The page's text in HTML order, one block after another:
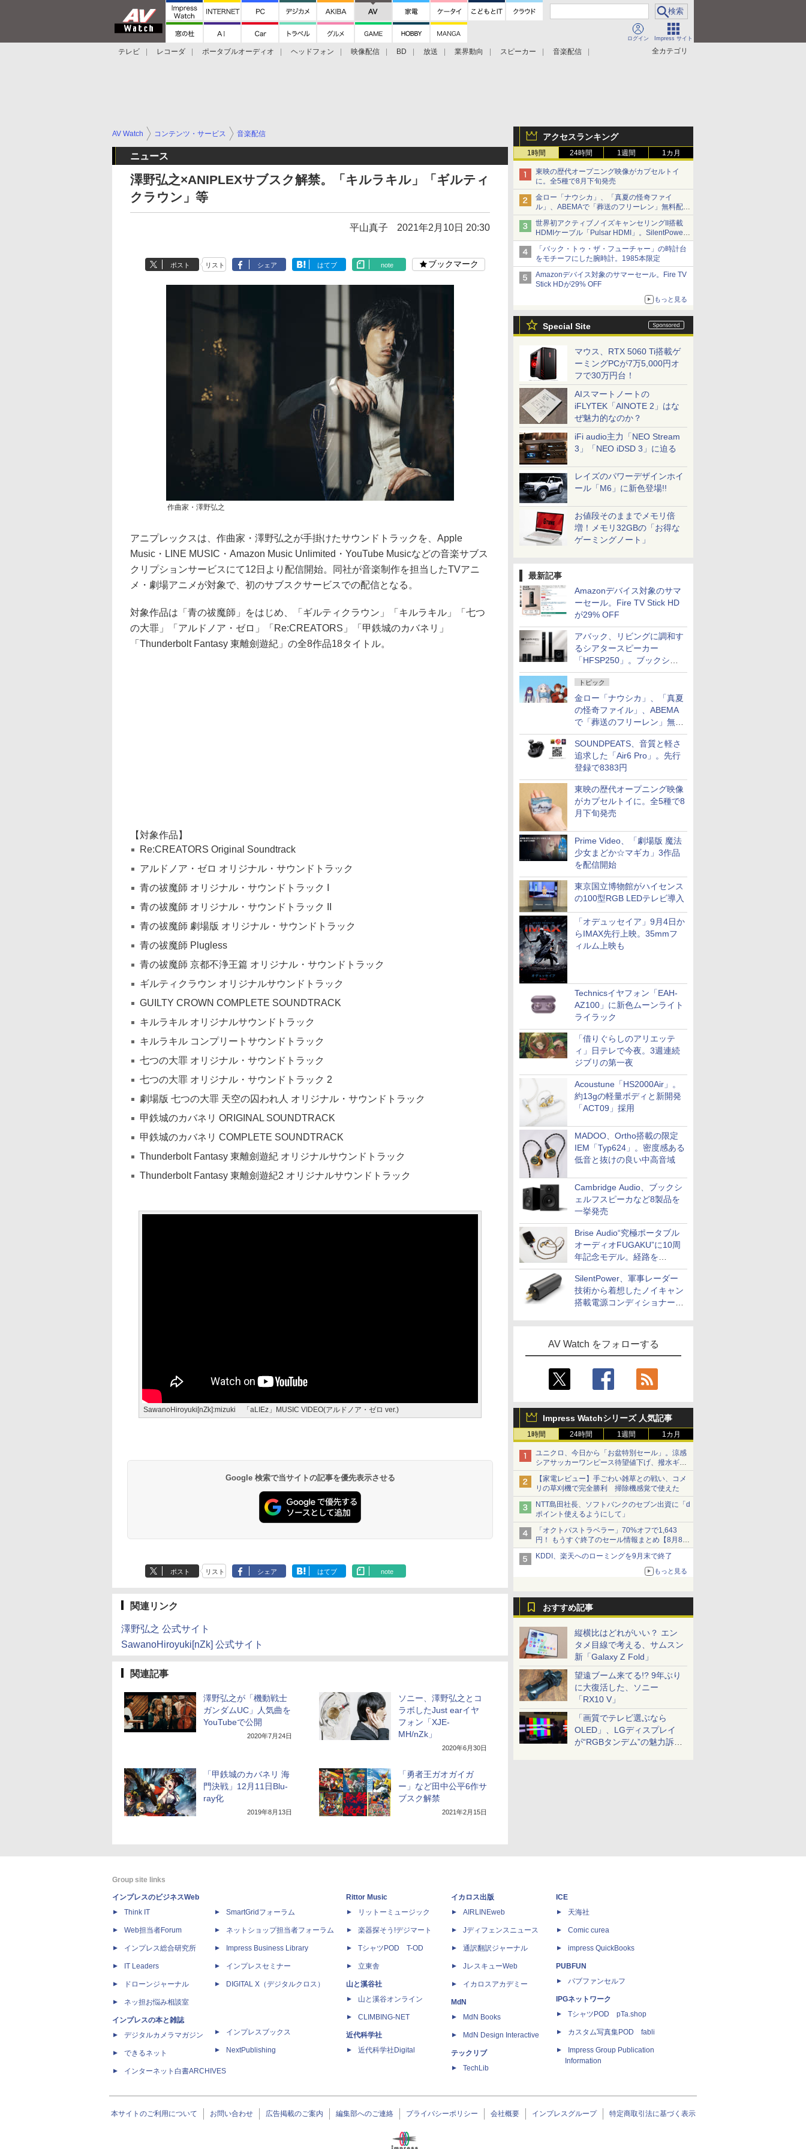
ログイン Impress サイト
全カテゴリ
テレビ レコーダ ポータブルオーディオ ヘッドフォン 映像配信 BD 放送 業界動向 スピーカー
音楽配信
アクセスランキング
1時間 24時間 1週間 1カ月
東映の歴代オープニング映像がカプセルトイ
に。全5種で8月下旬発売
金ロー「ナウシカ」、「真夏の怪奇ファイ
ル」、ABEMAで「葬送のフリーレン」無料配信
など。夏の特番・配信情報
世界初アクティブノイズキャンセリングII搭載
HDMIケーブル「Pulsar HDMI」。SilentPower
から
「バック・トゥ・ザ・フューチャー」の時計台
をモチーフにした腕時計。1985本限定
Amazonデバイス対象のサマーセール。Fire TV
Stick HDが29% OFF
もっと見る
Special Site
マウス、RTX 5060 Ti搭載ゲ
ーミングPCが7万5,000円オ
フで30万円台！
AIスマートノートの
iFLYTEK「AINOTE 2」はな
ぜ魅力的なのか？
iFi audio主力「NEO Stream
3」「NEO iDSD 3」に迫る
レイズのパワーデザインホイ
ール「M6」に新色登場!!
お値段そのままでメモリ倍
増！メモリ32GBの「お得な
ゲーミングノート」
最新記事
Amazonデバイス対象のサマ
ーセール。Fire TV Stick HD
が29% OFF
アバック、リビングに調和す
るシアタースピーカー
「HFSP250」。ブックシェ
ルフはペア3万円以下
トピック
金ロー「ナウシカ」、「真夏
の怪奇ファイル」、ABEMA
で「葬送のフリーレン」無料
配信など。夏の特番・配信情
報
SOUNDPEATS、音質と軽さ
追求した「Air6 Pro」。先行
登録で8383円
東映の歴代オープニング映像
がカプセルトイに。全5種で8
月下旬発売
Prime Video、「劇場版 魔法
少女まどか☆マギカ」3作品
を配信開始
東京国立博物館がハイセンス
の100型RGB LEDテレビ導入
「オデュッセイア」9月4日か
らIMAX先行上映。35mmフ
ィルム上映も
Technicsイヤフォン「EAH-
AZ100」に新色ムーンライト
ライラック
「借りぐらしのアリエッテ
ィ」日テレで今夜。3週連続
ジブリの第一夜
Acoustune「HS2000Air」。
約13gの軽量ボディと新開発
「ACT09」採用
MADOO、Ortho搭載の限定
IEM「Typ624」。密度感ある
低音と抜けの良い中高音域
Cambridge Audio、ブックシ
ェルフスピーカなど8製品を
一挙発売
Brise Audio“究極ポータブル
オーディオFUGAKU”に10周
年記念モデル。経路を
NISHIKIで統一。400万円
SilentPower、軍事レーダー
技術から着想したノイキャン
搭載電源コンディショナー
AV Watch をフォローする
Impress Watchシリーズ 人気記事
1時間 24時間 1週間 1カ月
ユニクロ、今日から「お盆特別セール」。涼感
シアサッカーワンピース待望値下げ、撥水ギア
ショーツは1990円に
【家電レビュー】手ごわい雑草との戦い、コメ
リの草刈機で完全勝利 掃除機感覚で使えた
NTT島田社長、ソフトバンクのセブン出資に「d
ポイント使えるようにして」
「オクトパストラベラー」70%オフで1,643
円！ もうすぐ終了のセール情報まとめ【8月8日
更新】
ニンテンドーeショップでは「大神 絶景版」が
KDDI、楽天へのローミングを9月末で終了
もっと見る
おすすめ記事
縦横比はどれがいい？ エン
タメ目線で考える、サムスン
新「Galaxy Z Fold」
望遠ブーム来てる!? 9年ぶり
に大復活した、ソニー
「RX10 V」
「画質でテレビ選ぶなら
OLED」、LGディスプレイ
が“RGBタンデム”の魅力訴
AV Watch コンテンツ・サービス 音楽配信
ニュース
澤野弘之×ANIPLEXサブスク解禁。「キルラキル」「ギルティ
クラウン」等
平山真子 2021年2月10日 20:30
ポスト リスト シェア はてブ note ブックマーク
作曲家・澤野弘之
アニプレックスは、作曲家・澤野弘之が手掛けたサウンドトラックを、Apple
Music・LINE MUSIC・Amazon Music Unlimited・YouTube Musicなどの音楽サブス
クリプションサービスにて12日より配信開始。同社が音楽制作を担当したTVアニ
メ・劇場アニメが対象で、初のサブスクサービスでの配信となる。
対象作品は「青の祓魔師」をはじめ、「ギルティクラウン」「キルラキル」「七つ
の大罪」「アルドノア・ゼロ」「Re:CREATORS」「甲鉄城のカバネリ」
「Thunderbolt Fantasy 東離劍遊紀」の全8作品18タイトル。
【対象作品】
Re:CREATORS Original Soundtrack
アルドノア・ゼロ オリジナル・サウンドトラック
青の祓魔師 オリジナル・サウンドトラック I
青の祓魔師 オリジナル・サウンドトラック II
青の祓魔師 劇場版 オリジナル・サウンドトラック
青の祓魔師 Plugless
青の祓魔師 京都不浄王篇 オリジナル・サウンドトラック
ギルティクラウン オリジナルサウンドトラック
GUILTY CROWN COMPLETE SOUNDTRACK
キルラキル オリジナルサウンドトラック
キルラキル コンプリートサウンドトラック
七つの大罪 オリジナル・サウンドトラック
七つの大罪 オリジナル・サウンドトラック 2
劇場版 七つの大罪 天空の囚われ人 オリジナル・サウンドトラック
甲鉄城のカバネリ ORIGINAL SOUNDTRACK
甲鉄城のカバネリ COMPLETE SOUNDTRACK
Thunderbolt Fantasy 東離劍遊紀 オリジナルサウンドトラック
Thunderbolt Fantasy 東離劍遊紀2 オリジナルサウンドトラック
SawanoHiroyuki[nZk]:mizuki 「aLIEz」MUSIC VIDEO(アルドノア・ゼロ ver.)
Google 検索で当サイトの記事を優先表示させる
ポスト リスト シェア はてブ note
関連リンク
澤野弘之 公式サイト
SawanoHiroyuki[nZk] 公式サイト
関連記事
澤野弘之が「機動戦士
ガンダムUC」人気曲を
YouTubeで公開
2020年7月24日
ソニー、澤野弘之とコ
ラボしたJust earイヤ
フォン「XJE-
MH/nZk」
2020年6月30日
「甲鉄城のカバネリ 海
門決戦」12月11日Blu-
ray化
2019年8月13日
「勇者王ガオガイガ
ー」など田中公平6作サ
ブスク解禁
2021年2月15日
Group site links
インプレスのビジネスWeb
Think IT
Web担当者Forum
インプレス総合研究所
IT Leaders
ドローンジャーナル
ネッ担お悩み相談室
インプレスの本と雑誌
デジタルカメラマガジン
できるネット
インターネット白書ARCHIVES
SmartGridフォーラム
ネットショップ担当者フォーラム
Impress Business Library
インプレスセミナー
DIGITAL X（デジタルクロス）
インプレスブックス
NextPublishing
Rittor Music
リットーミュージック
楽器探そう!デジマート
TシャツPOD T-OD
立東舎
山と溪谷社
山と溪谷オンライン
CLIMBING-NET
近代科学社
近代科学社Digital
イカロス出版
AIRLINEweb
Jディフェンスニュース
通訳翻訳ジャーナル
JレスキューWeb
イカロスアカデミー
MdN
MdN Books
MdN Design Interactive
テックリブ
TechLib
ICE
天海社
Comic curea
impress QuickBooks
PUBFUN
パブファンセルフ
IPGネットワーク
TシャツPOD pTa.shop
カスタム写真集POD fabli
Impress Group Publication
Information
本サイトのご利用について お問い合わせ 広告掲載のご案内 編集部へのご連絡 プライバシーポリシー 会社概要 インプレスグループ 特定商取引法に基づく表示